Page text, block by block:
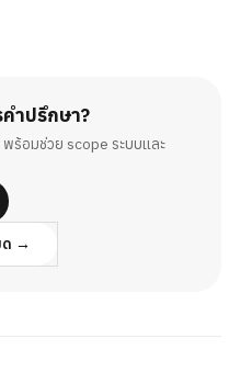
ำปรึกษา?
พร้อมช่วย scope ระบบและ
ด →